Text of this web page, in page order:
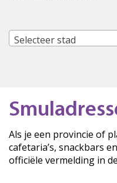
Selecteer stad
Als je een provincie of
cafetaria’s, snackbars
officiële vermelding in